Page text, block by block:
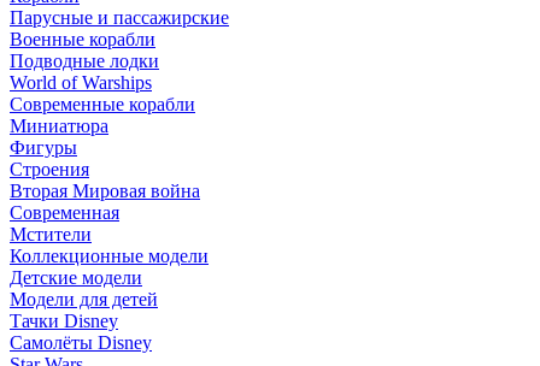
Парусные и пассажирские
Военные корабли
Подводные лодки
World of Warships
Современные корабли
Миниатюра
Фигуры
Строения
Вторая Мировая война
Современная
Мстители
Коллекционные модели
Детские модели
Модели для детей
Тачки Disney
Самолёты Disney